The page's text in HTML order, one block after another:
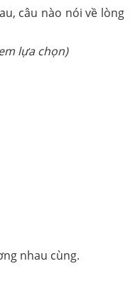
câu nào nói về lòng
lựa chọn)
nhau cùng.